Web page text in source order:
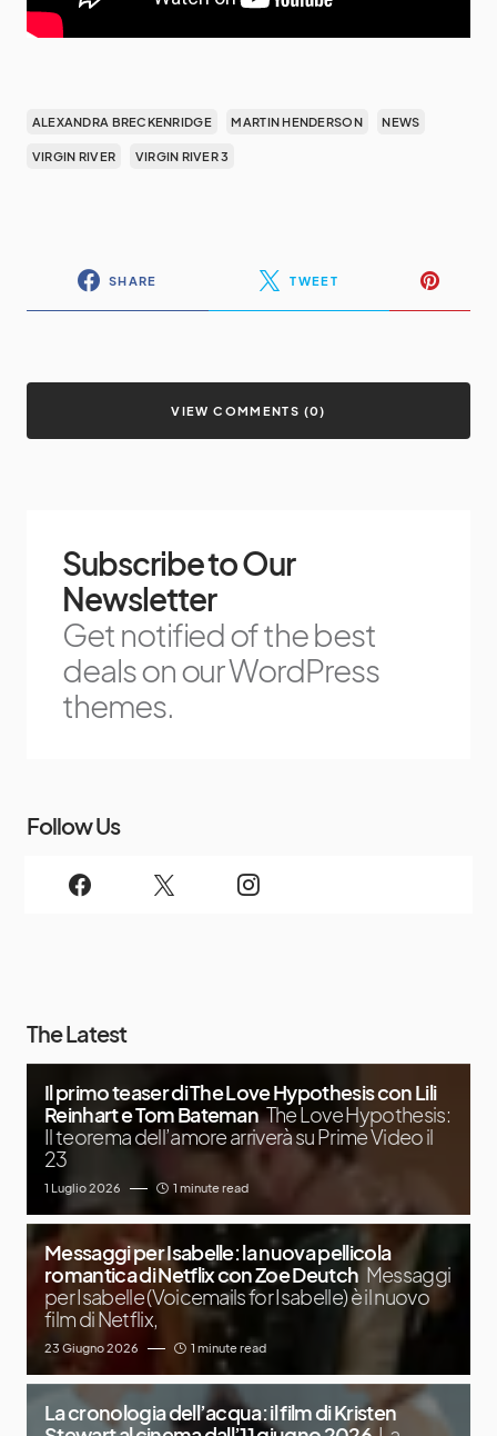
ALEXANDRA BRECKENRIDGE MARTIN HENDERSON NEWS
VIRGIN RIVER VIRGIN RIVER 3
SHARE TWEET
VIEW COMMENTS (0)
Subscribe to Our
Newsletter
Get notified of the best
deals on our WordPress
themes.
Follow Us
The Latest
Il primo teaser di The Love Hypothesis con Lili
Reinhart e Tom Bateman The Love Hypothesis:
Il teorema dell’amore arriverà su Prime Video il
23
1 Luglio 2026 1 minute read
Messaggi per Isabelle: la nuova pellicola
romantica di Netflix con Zoe Deutch Messaggi
per Isabelle (Voicemails for Isabelle) è il nuovo
film di Netflix,
23 Giugno 2026 1 minute read
La cronologia dell’acqua: il film di Kristen